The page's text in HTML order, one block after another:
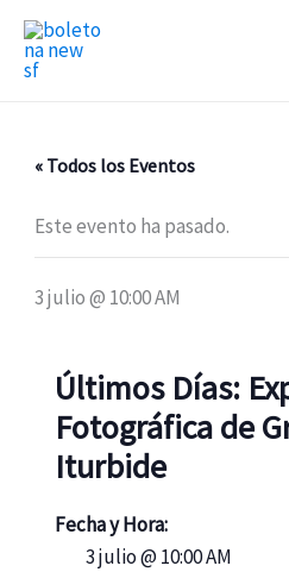
contenido
« Todos los Eventos
Este evento ha pasado.
3 julio @ 10:00 AM
Últimos Días:
Fotográfica de
Iturbide
Fecha y Hora:
3 julio @ 10:00 AM